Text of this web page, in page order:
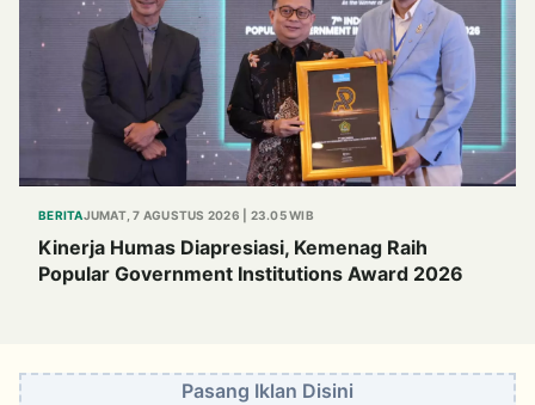
BERITAJUMAT, 7 AGUSTUS 2026 | 23.05 WIB
Kinerja Humas Diapresiasi, Kemenag Raih
Popular Government Institutions Award 2026
Pasang Iklan Disini